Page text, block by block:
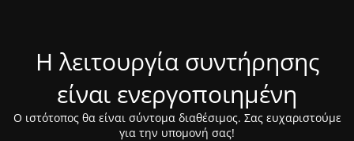
Η λειτουργία συντήρησης
είναι ενεργοποιημένη
Ο ιστότοπος θα είναι σύντομα διαθέσιμος. Σας ευχαριστούμε
για την υπομονή σας!